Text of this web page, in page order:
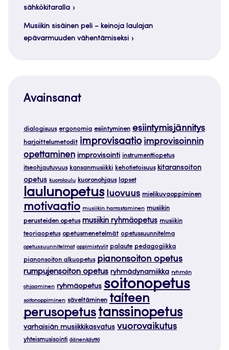
sähkökitaralla
Musiikin sisäinen peli – keinoja laulajan
epävarmuuden vähentämiseksi
Avainsanat
dialogisuus ergonomia esiintyminen esiintymisjännitys
harjoittelumetodit improvisaatio improvisoinnin
opettaminen improvisointi instrumenttiopetus
itseohjautuvuus kansanmusiikki kehotietoisuus kitaransoiton
opetus kuorolaulu kuoronohjaus lapset
laulunopetus luovuus mielikuvaoppiminen
motivaatio musiikin harrastaminen musiikin
perusteiden opetus musiikin ryhmäopetus musiikin
teoriaopetus opetusmenetelmät opetussuunnitelma
opetussuunnitelmat oppimistyylit palaute pedagogiikka
pianonsoiton alkuopetus pianonsoiton opetus
rumpujensoiton opetus ryhmädynamiikka ryhmän
ohjaaminen ryhmäopetus soitonopetus
soitonoppiminen säveltäminen taiteen
perusopetus tanssinopetus
varhaisiän musiikkikasvatus vuorovaikutus
yhteismusisointi äänenkäyttö